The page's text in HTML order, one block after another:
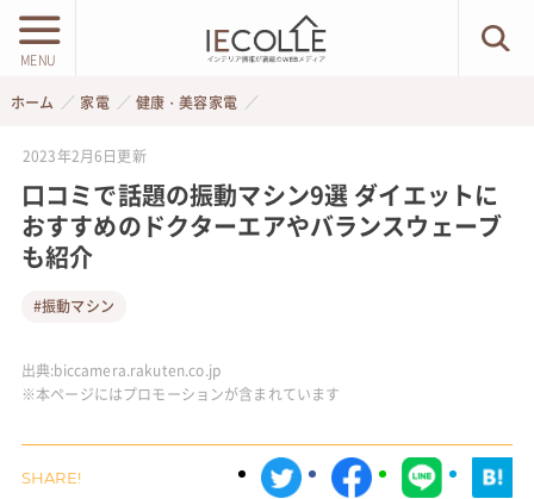
MENU
ホーム 家電 健康・美容家電
2023年2月6日更新
口コミで話題の振動マシン9選 ダイエットに
おすすめのドクターエアやバランスウェーブ
も紹介
#振動マシン
出典:biccamera.rakuten.co.jp
※本ページにはプロモーションが含まれています